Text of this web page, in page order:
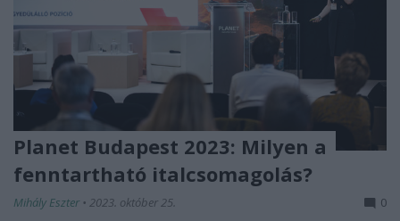
Planet Budapest 2023: Milyen a
fenntartható italcsomagolás?
Mihály Eszter • 2023. október 25. 0